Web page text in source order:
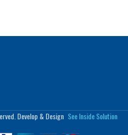
Develop & Design See Inside Solution